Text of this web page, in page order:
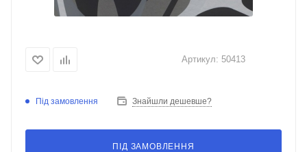
Артикул: 50413
Під замовлення Знайшли дешевше?
ПІД ЗАМОВЛЕННЯ